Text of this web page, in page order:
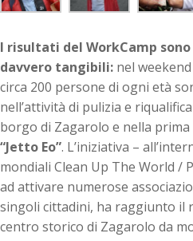
I risultati del WorkCamp
davvero tangibili: nel
circa 200 persone di ogni età
nell’attività di pulizia e
borgo di Zagarolo e nella prima
“Jetto Eo”. L’iniziativa –
mondiali Clean Up The World /
ad attivare numerose
singoli cittadini, ha raggiunto il
centro storico di Zagarolo da